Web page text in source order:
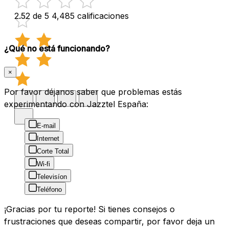
2.52 de 5 4,485 calificaciones
¿Qué no está funcionando?
×
Por favor déjanos saber que problemas estás
experimentando con Jazztel España:
E-mail
Internet
Corte Total
Wi-fi
Televisíon
Teléfono
¡Gracias por tu reporte! Si tienes consejos o
frustraciones que deseas compartir, por favor deja un